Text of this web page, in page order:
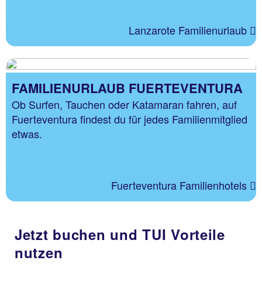
Lanzarote Familienurlaub
FAMILIENURLAUB FUERTEVENTURA
Ob Surfen, Tauchen oder Katamaran fahren, auf
Fuerteventura findest du für jedes Familienmitglied
etwas.
Fuerteventura Familienhotels
Jetzt buchen und TUI Vorteile
nutzen